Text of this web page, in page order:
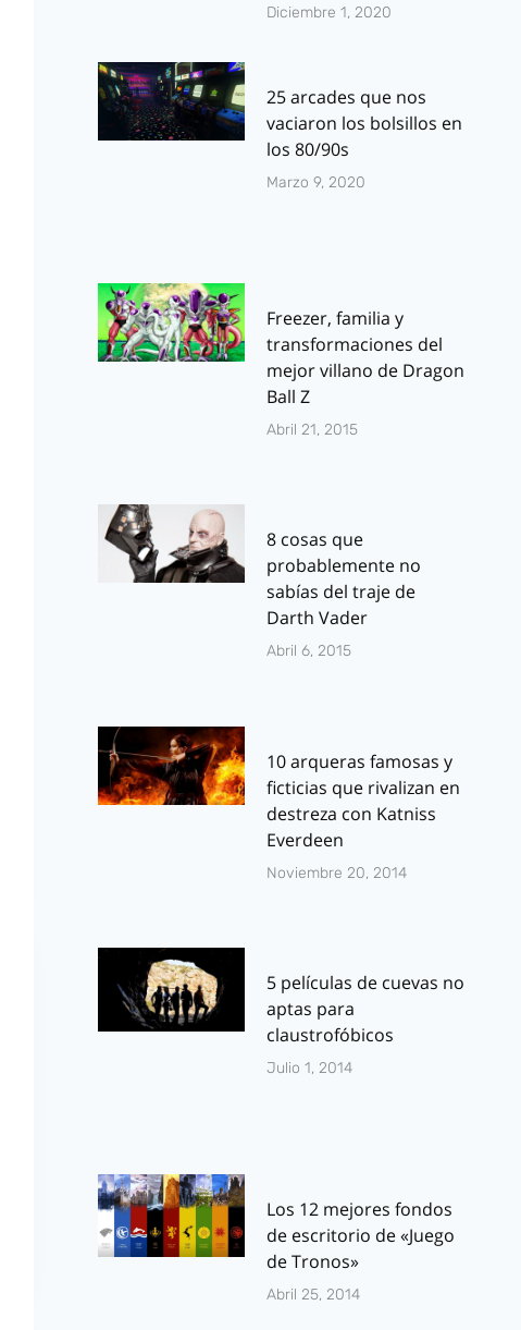
Diciembre 1, 2020
25 arcades que nos
vaciaron los bolsillos en
los 80/90s
Marzo 9, 2020
Freezer, familia y
transformaciones del
mejor villano de Dragon
Ball Z
Abril 21, 2015
8 cosas que
probablemente no
sabías del traje de
Darth Vader
Abril 6, 2015
10 arqueras famosas y
ficticias que rivalizan en
destreza con Katniss
Everdeen
Noviembre 20, 2014
5 películas de cuevas no
aptas para
claustrofóbicos
Julio 1, 2014
Los 12 mejores fondos
de escritorio de «Juego
de Tronos»
Abril 25, 2014